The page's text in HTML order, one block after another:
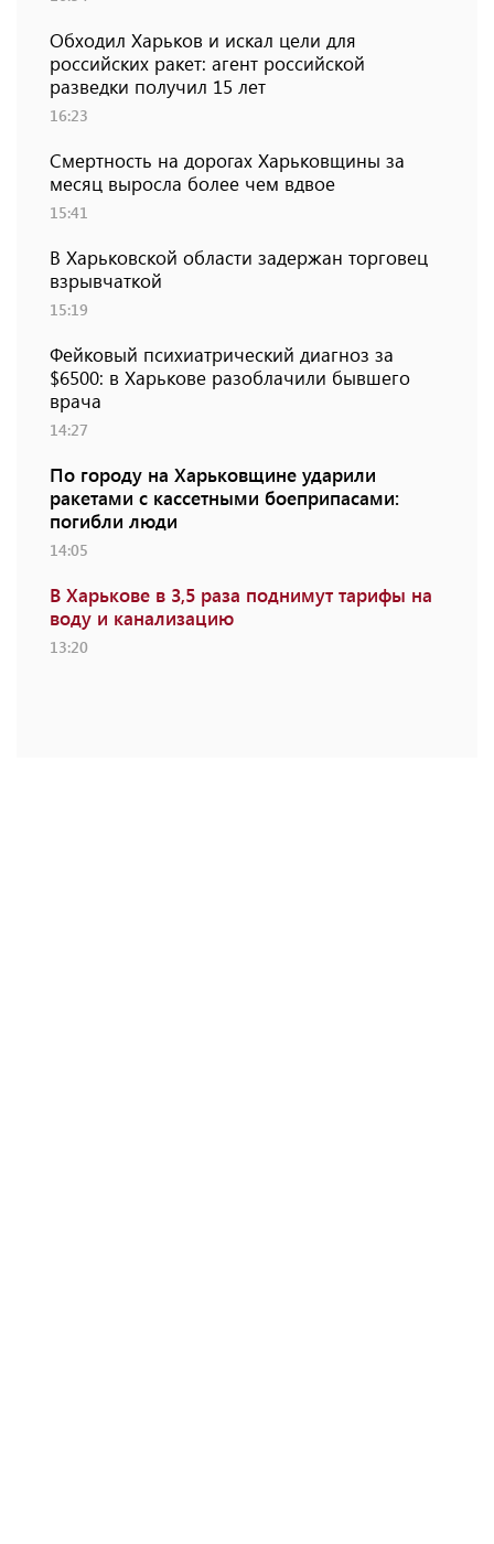
Обходил Харьков и искал цели для
российских ракет: агент российской
разведки получил 15 лет
16:23
Смертность на дорогах Харьковщины за
месяц выросла более чем вдвое
15:41
В Харьковской области задержан торговец
взрывчаткой
15:19
Фейковый психиатрический диагноз за
$6500: в Харькове разоблачили бывшего
врача
14:27
По городу на Харьковщине ударили
ракетами с кассетными боеприпасами:
погибли люди
14:05
В Харькове в 3,5 раза поднимут тарифы на
воду и канализацию
13:20